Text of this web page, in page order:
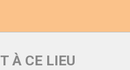
À CE LIEU